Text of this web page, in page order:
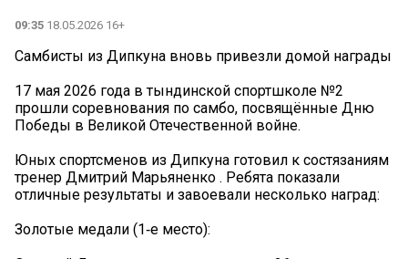
09:35 18.05.2026 16+
Самбисты из Дипкуна вновь привезли домой награды
17 мая 2026 года в тындинской спортшколе №2
прошли соревнования по самбо, посвящённые Дню
Победы в Великой Отечественной войне.
Юных спортсменов из Дипкуна готовил к состязаниям
тренер Дмитрий Марьяненко . Ребята показали
отличные результаты и завоевали несколько наград:
Золотые медали (1‑е место):